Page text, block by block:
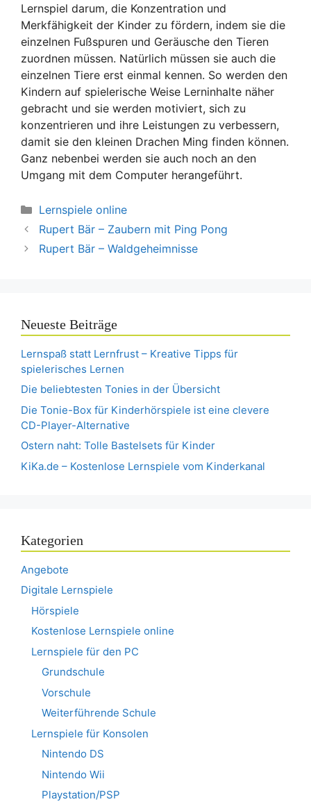
Lernspiel darum, die Konzentration und
Merkfähigkeit der Kinder zu fördern, indem sie die
einzelnen Fußspuren und Geräusche den Tieren
zuordnen müssen. Natürlich müssen sie auch die
einzelnen Tiere erst einmal kennen. So werden den
Kindern auf spielerische Weise Lerninhalte näher
gebracht und sie werden motiviert, sich zu
konzentrieren und ihre Leistungen zu verbessern,
damit sie den kleinen Drachen Ming finden können.
Ganz nebenbei werden sie auch noch an den
Umgang mit dem Computer herangeführt.
Kategorien
Lernspiele online
Rupert Bär – Zaubern mit Ping Pong
Rupert Bär – Waldgeheimnisse
Neueste Beiträge
Lernspaß statt Lernfrust – Kreative Tipps für
spielerisches Lernen
Die beliebtesten Tonies in der Übersicht
Die Tonie-Box für Kinderhörspiele ist eine clevere
CD-Player-Alternative
Ostern naht: Tolle Bastelsets für Kinder
KiKa.de – Kostenlose Lernspiele vom Kinderkanal
Kategorien
Angebote
Digitale Lernspiele
Hörspiele
Kostenlose Lernspiele online
Lernspiele für den PC
Grundschule
Vorschule
Weiterführende Schule
Lernspiele für Konsolen
Nintendo DS
Nintendo Wii
Playstation/PSP